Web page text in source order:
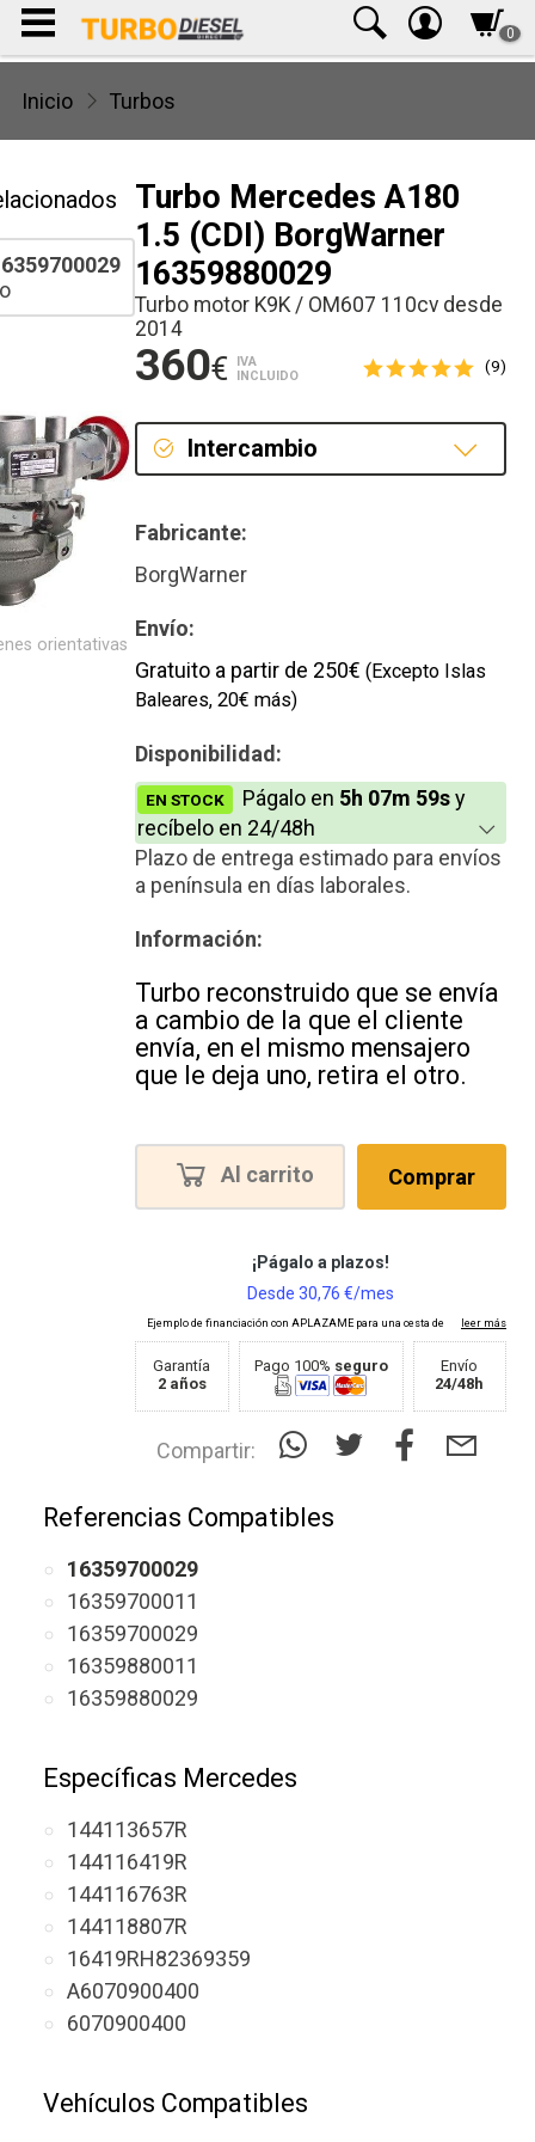
0
Inicio Turbos
Turbo Mercedes A180
1.5 (CDI) BorgWarner
16359880029
Turbo motor K9K / OM607 110cv desde
2014
360€
IVA
INCLUIDO
(9)
Intercambio
Reconstrucción
Fabricante:
BorgWarner
Envío:
Gratuito a partir de 250€ (Excepto Islas
Baleares, 20€ más)
Disponibilidad:
EN STOCK Págalo en 5h 07m 59sy
recíbelo en 24/48h
Plazo de entrega estimado para envíos
a península en días laborales.
Información:
Turbo reconstruido que se envía
a cambio de la que el cliente
envía, en el mismo mensajero
que le deja uno, retira el otro.
Al carrito Comprar
Garantía
2 años
Pago 100% seguro
Envío
24/48h
Compartir:
orientativas
Referencias Compatibles
16359700029
16359700011
16359700029
16359880011
16359880029
Específicas Mercedes
144113657R
144116419R
144116763R
144118807R
16419RH82369359
A6070900400
6070900400
Vehículos Compatibles